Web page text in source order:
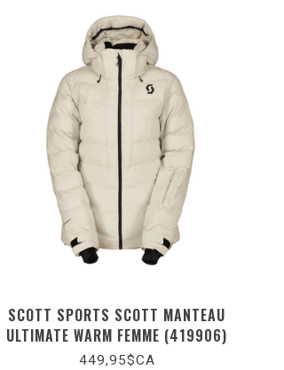
SCOTT SPORTS SCOTT MANTEAU
ULTIMATE WARM FEMME (419906)
449,95$CA